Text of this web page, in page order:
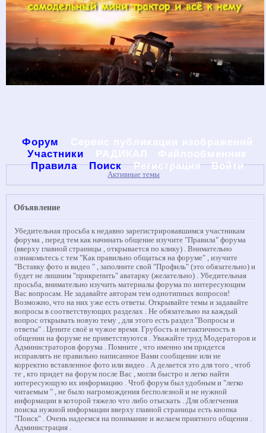
Форум
Участники
Правила
Поиск Регистрация Войти
Активные темы
Объявление
Убедительная просьба к недавно зарегистрировавшимся участникам
форума , перед тем как начинать общение изучите "Правила" форума
(вверху главной страницы , открывается по клику) . Внимательно
ознакомьтесь с тем "Как правильно общаться на форуме" , изучите
"Вставку фото и видео " , заполните свой "Профиль" (это обязательно) и
будет не лишним "прикрепить" аватарку (желательно) . Убедительная
просьба, внимательно изучить материалы форума по интересующим
Вас вопросам. Не задавайте авторам тем однотипных вопросов!
Возможно, что на них уже есть ответы. Открывайте темы и задавайте
вопросы в соответствующих разделах . Не обязательно на каждый
вопрос открывать новую тему , для этого есть раздел "Вопросы и
ответы" . Цените своё и чужое время. Грубость и нетактичность в
общении на форуме не приветствуются . Уважайте труд Модераторов и
Администраторов форума . Помните , что именно им придется
исправлять не правильно написанное Вами сообщение или не
корректно вставленное фото или видео . А делается это для того , чтоб
те , кто придет на форум после Вас , могли быстро и легко найти
интересующую их информацию . Чтоб форум был удобным и "легко
читаемым " , не было нагромождения бесполезной и не нужной
информации в которой тяжело что либо отыскать . Для облегчения
поиска нужной информации вверху главной страницы есть кнопка
"Поиск" . Очень надеемся на понимание и желаем приятного общения .
Администрация .